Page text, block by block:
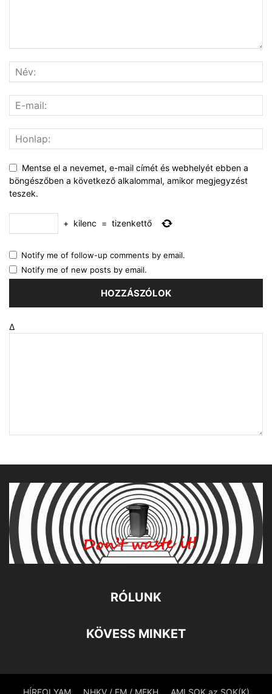
Mentse el a nevemet, e-mail címét és webhelyét ebben a
böngészőben a következő alkalommal, amikor megjegyzést
teszek.
+ kilenc = tizenkettő
Notify me of follow-up comments by email.
Notify me of new posts by email.
Δ
RÓLUNK
KÖVESS MINKET
HÍRFOLYAM NHKV / EM / MEKH AMI SOK az SOK(K)